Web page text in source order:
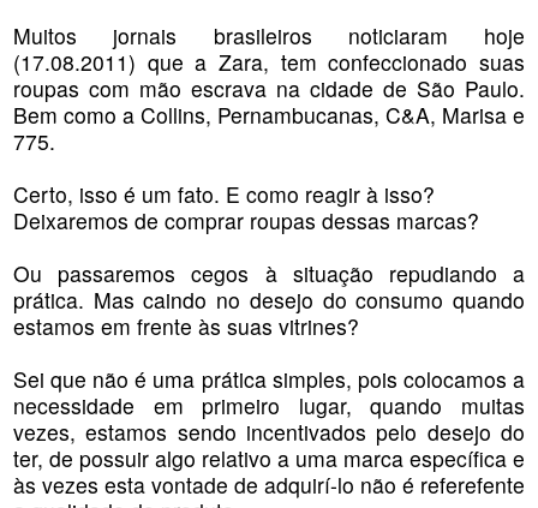
Muitos jornais brasileiros noticiaram hoje
(17.08.2011) que a Zara, tem confeccionado suas
roupas com mão escrava na cidade de São Paulo.
Bem como a Collins, Pernambucanas, C&A, Marisa e
775.
Certo, isso é um fato. E como reagir à isso?
Deixaremos de comprar roupas dessas marcas?
Ou passaremos cegos à situação repudiando a
prática. Mas caindo no desejo do consumo quando
estamos em frente às suas vitrines?
Sei que não é uma prática simples, pois colocamos a
necessidade em primeiro lugar, quando muitas
vezes, estamos sendo incentivados pelo desejo do
ter, de possuir algo relativo a uma marca específica e
às vezes esta vontade de adquirí-lo não é referefente